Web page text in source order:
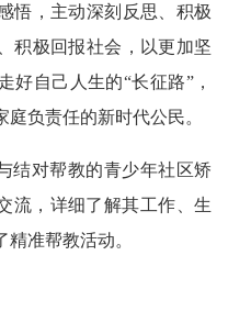
悟，主动深刻反思、积极
积极回报社会，以更加坚
好自己人生的“长征路”，
负责任的新时代公民。
结对帮教的青少年社区矫
流，详细了解其工作、生
准帮教活动。